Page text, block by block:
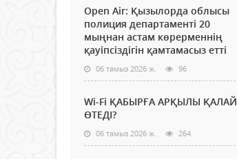
Open Air: Қызылорда облысы
полиция департаменті 20
мыңнан астам көрерменнің
қауіпсіздігін қамтамасыз етті
06 тамыз 2026 ж. 96
Wi-Fi ҚАБЫРҒА АРҚЫЛЫ ҚАЛАЙ
ӨТЕДІ?
06 тамыз 2026 ж. 264